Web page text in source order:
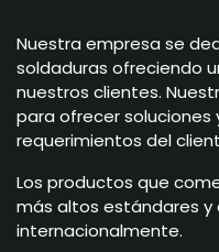
Nuestra empresa se
soldaduras ofreciendo
nuestros clientes.
para ofrecer soluciones
requerimientos del
Los productos que
más altos estándares
internacionalmente.